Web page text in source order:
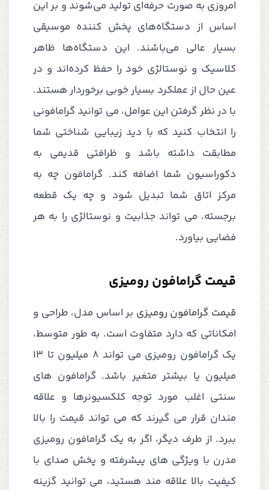
امروزی به صورت حرفه‌ای تولید می‌شوند و بر این
اساس از دستگاه‌های پخش کننده موسیقی
بسیار عالی می‌باشند. این دستگاه‌ها ظاهر
کلاسیک و نوستالژی خود را حفظ کرده‌اند و در
عین حال از عملکرد بسیار خوبی برخوردار هستند.
با در نظر گرفتن این عوامل، می توانید گرامافونی
را انتخاب کنید که با دید زیبایی شناختی شما
مطابقت داشته باشد و ظرافتی قدیمی به
دکوراسیون شما اضافه کند. گرامافون چه به
مرکز اتاق شما تبدیل شود و چه یک قطعه
برجسته، می تواند جذابیت و نوستالژی را به هر
فضایی بیاورد.
قیمت گرامافون رومیزی
قیمت گرامافون رومیزی بر اساس مدل، طراحی و
امکاناتی که دارد متفاوت است. به طور متوسط،
یک گرامافون رومیزی می تواند 8 میلیون تا 13
میلیون یا بیشتر متغیر باشد. گرامافون های
سنتی اغلب مورد توجه کلکسیونرها و علاقه
مندان قرار می گیرند که می تواند قیمت را بالا
ببرد. از طرف دیگر، اگر به یک گرامافون رومیزی
مدرن با ویژگی های پیشرفته و پخش صدای با
کیفیت بالا علاقه مند هستید، می توانید گزینه